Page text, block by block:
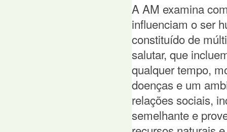
A AM examina
influenciam o ser
constituído de
salutar, que
qualquer tempo,
doenças e um
relações sociais,
semelhante e